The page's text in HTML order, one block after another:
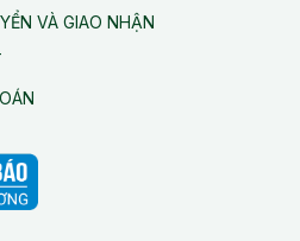
VÀ GIAO NHẬN